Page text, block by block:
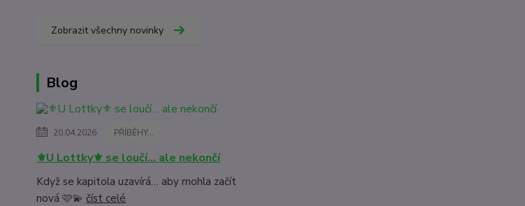
Zobrazit všechny novinky
Blog
20.04.2026 PŘÍBĚHY...
⚜️U Lottky⚜️ se loučí… ale nekončí
Když se kapitola uzavírá… aby mohla začít
nová 🩷💫 číst celé